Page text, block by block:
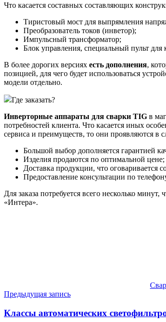
Что касается составных составляющих
Тиристовый мост для выпрямления
Преобразователь токов (инветор);
Импульсный трансформатор;
Блок управления, специальный пульт
В более дорогих версиях есть дополнения,
позицией, для чего будет использоваться
модели отдельно.
Где заказать?
Инверторные аппараты для сварки TIG в
потребностей клиента. Что касается иных
сервиса и преимуществ, то они проявляются в
Большой выбор дополняется гарантией
Изделия продаются по оптимальной цене;
Доставка продукции, что оговаривается
Предоставление консультации по
Для заказа потребуется всего несколько
«Интера».
Навигация
по
Предыдущая запись
Классы автоматических